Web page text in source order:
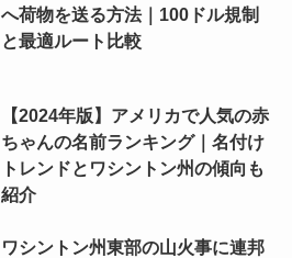
へ荷物を送る方法｜100ドル規制
と最適ルート比較
【2024年版】アメリカで人気の赤
ちゃんの名前ランキング｜名付け
トレンドとワシントン州の傾向も
紹介
ワシントン州東部の山火事に連邦